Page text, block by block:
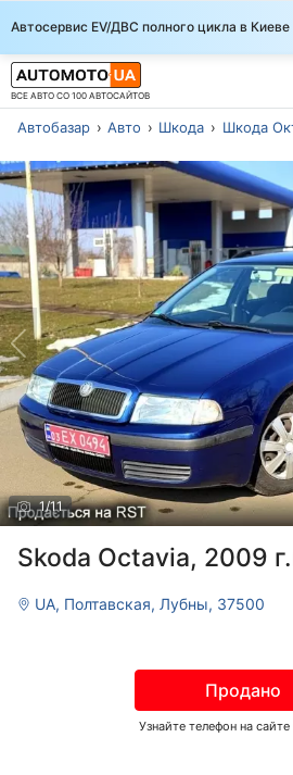
Автосервис EV/ДВС полного цикла в Киеве
ВСЕ АВТО СО 100 АВТОСАЙТОВ
Автобазар Авто Шкода Шкода
1/11
Skoda Octavia, 2009
UA, Полтавская, Лубны, 37500
Продано
Узнайте телефон на